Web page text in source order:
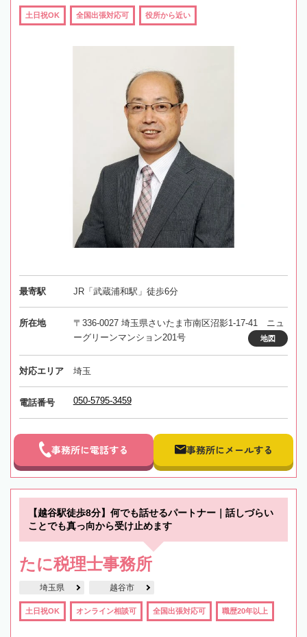
土日祝OK 全国出張対応可 役所から近い
最寄駅 JR「武蔵浦和駅」徒歩6分
所在地
〒336-0027 埼玉県さいたま市南区沼影1-17-41 ニュ
ーグリーンマンション201号
地図
対応エリア 埼玉
電話番号 050-5795-3459
事務所に電話する 事務所にメールする
【越谷駅徒歩8分】何でも話せるパートナー｜話しづらい
ことでも真っ向から受け止めます
たに税理士事務所
埼玉県 越谷市
土日祝OK オンライン相談可 全国出張対応可 職歴20年以上